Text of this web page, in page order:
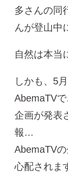
多さんの同
んが登山中
自然は本当
しかも、5
AbemaTV
企画が発表
報…
AbemaTV
心配されま